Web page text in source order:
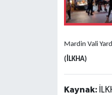
Mardin Vali
(İLKHA)
Kaynak: